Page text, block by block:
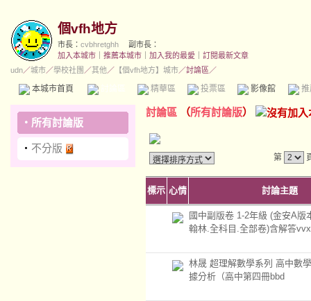
個vfh地方
市長： cvbhretghh
副市長：
加入本城市
推薦本城市 加入我的最愛
訂閱最新文章
udn／城市／學校社團 ／其他 ／ 【個vfh地方】城市／討論區／
本城市首頁 精華區 投票區 影像館
‧ 所有討論版
‧ 不分版
討論區 （所有討論版）
第
標示 心情 討論主題
國中副版卷 1-2年級 (金安A版
翰林.全科目.全部卷)含解答
林晟 超理解數學系列 高中數
據分析（高中第四冊bbd